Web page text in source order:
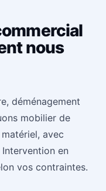
nous
déménagement
mobilier de
avec
en
vos contraintes.